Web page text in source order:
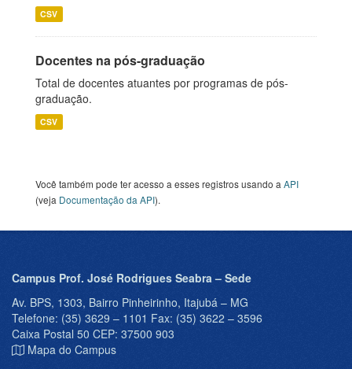
CSV
Docentes na pós-graduação
Total de docentes atuantes por programas de pós-
graduação.
CSV
Você também pode ter acesso a esses registros usando a API
(veja Documentação da API).
Campus Prof. José Rodrigues Seabra – Sede
Av. BPS, 1303, Bairro Pinheirinho, Itajubá – MG
Telefone: (35) 3629 – 1101 Fax: (35) 3622 – 3596
Caixa Postal 50 CEP: 37500 903
Mapa do Campus